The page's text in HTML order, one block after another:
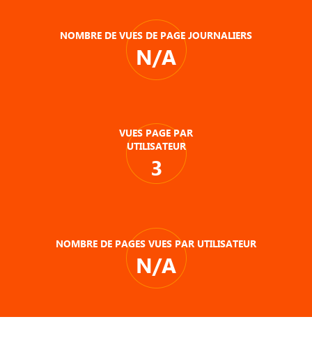
NOMBRE DE VUES DE PAGE JOURNALIERS
N/A
VUES PAGE PAR
UTILISATEUR
3
NOMBRE DE PAGES VUES PAR UTILISATEUR
N/A